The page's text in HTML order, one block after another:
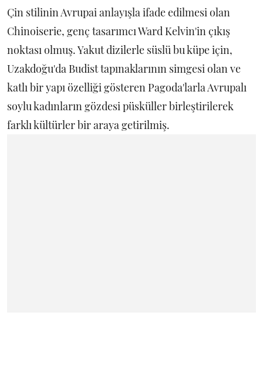
Çin stilinin Avrupai anlayışla ifade edilmesi olan
Chinoiserie, genç tasarımcı Ward Kelvin'in çıkış
noktası olmuş. Yakut dizilerle süslü bu küpe için,
Uzakdoğu'da Budist tapınaklarının simgesi olan ve
katlı bir yapı özelliği gösteren Pagoda'larla Avrupalı
soylu kadınların gözdesi püsküller birleştirilerek
farklı kültürler bir araya getirilmiş.